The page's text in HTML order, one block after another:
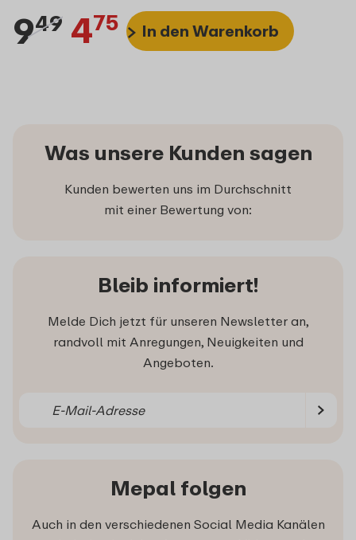
949 475 In den Warenkorb
Was unsere Kunden sagen
Kunden bewerten uns im Durchschnitt
mit einer Bewertung von:
Bleib informiert!
Melde Dich jetzt für unseren Newsletter an,
randvoll mit Anregungen, Neuigkeiten und
Angeboten.
Mepal folgen
Auch in den verschiedenen Social Media Kanälen